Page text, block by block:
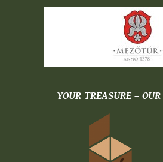
YOUR TREASURE –